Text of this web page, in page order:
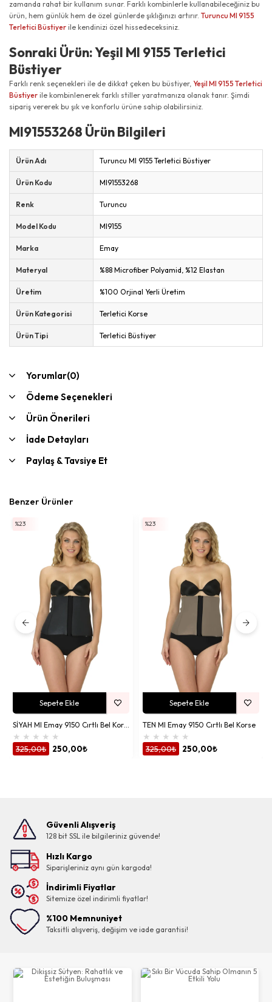
zamanda rahat bir kullanım sunar. Farklı kombinlerle kullanabileceğiniz bu
ürün, hem günlük hem de özel günlerde şıklığınızı artırır. Turuncu MI 9155
Terletici Büstiyer ile kendinizi özel hissedeceksiniz.
Sonraki Ürün: Yeşil MI 9155 Terletici
Büstiyer
Farklı renk seçenekleri ile de dikkat çeken bu büstiyer, Yeşil MI 9155 Terletici
Büstiyer ile kombinlenerek farklı stiller yaratmanıza olanak tanır. Şimdi
sipariş vererek bu şık ve konforlu ürüne sahip olabilirsiniz.
MI91553268 Ürün Bilgileri
Ürün Adı Turuncu MI 9155 Terletici Büstiyer
Ürün Kodu MI91553268
Renk Turuncu
Model Kodu MI9155
Marka Emay
Materyal %88 Microfiber Polyamid, %12 Elastan
Üretim %100 Orjinal Yerli Üretim
Ürün Kategorisi Terletici Korse
Ürün Tipi Terletici Büstiyer
Yorumlar(0)
Ödeme Seçenekleri
Ürün Önerileri
İade Detayları
Paylaş & Tavsiye Et
Benzer Ürünler
SİYAH MI Emay 9150 Cırtlı Bel Korse
★ ★ ★ ★ ★
250,00₺
325,00₺
Sepete Ekle
%23
TEN MI Emay 9150 Cırtlı Bel Korse
★ ★ ★ ★ ★
250,00₺
325,00₺
Sepete Ekle
%23
Güvenli Alışveriş
128 bit SSL ile bilgileriniz güvende!
Hızlı Kargo
Siparişleriniz aynı gün kargoda!
İndirimli Fiyatlar
Sitemize özel indirimli fiyatlar!
%100 Memnuniyet
Taksitli alışveriş, değişim ve iade garantisi!